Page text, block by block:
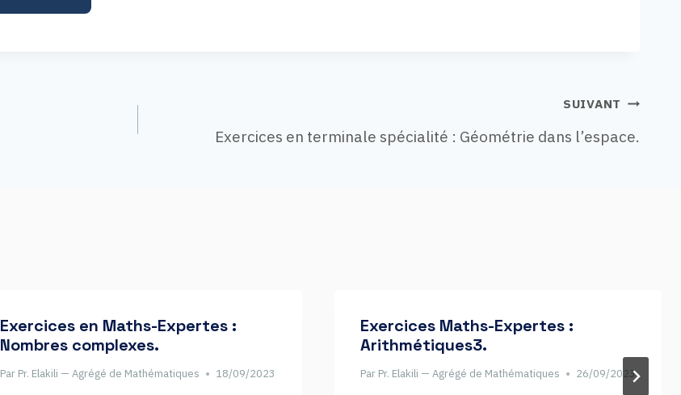
SUIVANT
Exercices en terminale spécialité : Géométrie dans l’espace.
Exercices en Maths-Expertes :
Nombres complexes.
Par Pr. Elakili — Agrégé de Mathématiques 18/09/2023
Exercices Maths-Expertes :
Arithmétiques3.
Par Pr. Elakili — Agrégé de Mathématiques 26/09/2023